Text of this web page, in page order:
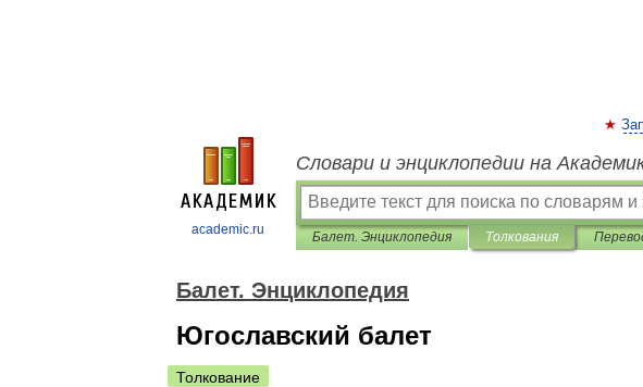
academic.ru
Словари и энциклопедии на
Балет. Энциклопедия Толкования
Балет. Энциклопедия
Югославский балет
Толкование